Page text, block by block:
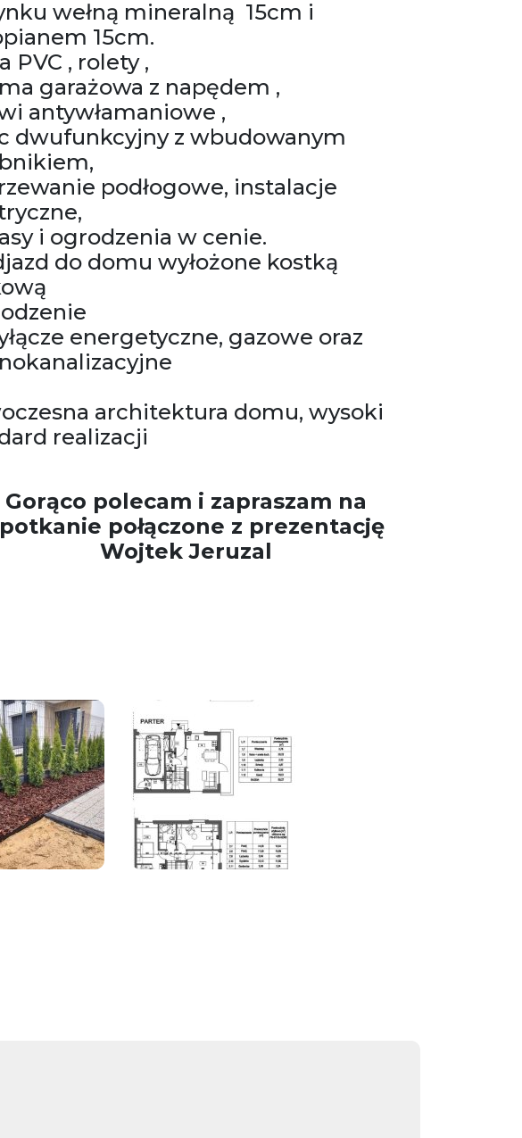
wełną mineralną 15cm i
15cm.
PVC , rolety ,
garażowa z napędem ,
antywłamaniowe ,
dwufunkcyjny z wbudowanym
podłogowe, instalacje
i ogrodzenia w cenie.
do domu wyłożone kostką
energetyczne, gazowe oraz
architektura domu, wysoki
realizacji
Gorąco polecam i zapraszam na
połączone z prezentację
Wojtek Jeruzal